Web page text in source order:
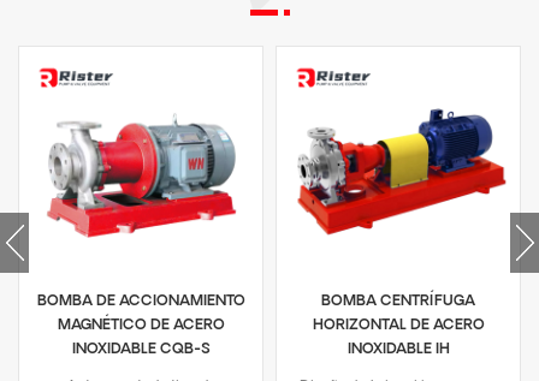
BOMBA DE ACCIONAMIENTO
MAGNÉTICO DE ACERO
INOXIDABLE CQB-S
BOMBA CENTRÍFUGA
HORIZONTAL DE ACERO
INOXIDABLE IH